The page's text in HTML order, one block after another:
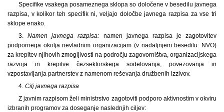
Specifike vsakega posameznega sklopa so določene v besedilu javnega
razpisa, v kolikor teh specifik ni, veljajo določbe javnega razpisa za vse tri
sklope enako.
3.Namen javnega razpisa: namen javnega razpisa je zagotovitev
podpornega okolja nevladnim organizacijam (v nadaljnjem besedilu: NVO)
za krepitev njihovih zmogljivosti na področju zagovorništva, organizacijskega
razvoja in krepitve čezsektorskega sodelovanja, povezovanja in
vzpostavljanja partnerstev z namenom reševanja družbenih izzivov.
4. Cilj javnega razpisa
Z javnim razpisom želi ministrstvo zagotoviti podporo aktivnostim v okviru
izbranih programov za doseganje naslednjih ciljev: